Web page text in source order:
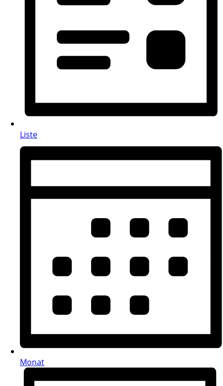
Liste
Monat